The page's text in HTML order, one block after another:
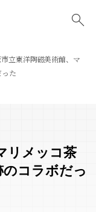
立東洋陶磁美術館、マ
た
リメッコ茶
のコラボだっ